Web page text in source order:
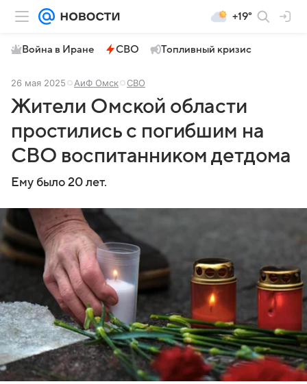
+19°
Война в Иране СВО Топливный кризис
26 мая 2025 АиФ Омск СВО
Жители Омской области
простились с погибшим на
СВО воспитанником детдома
Ему было 20 лет.